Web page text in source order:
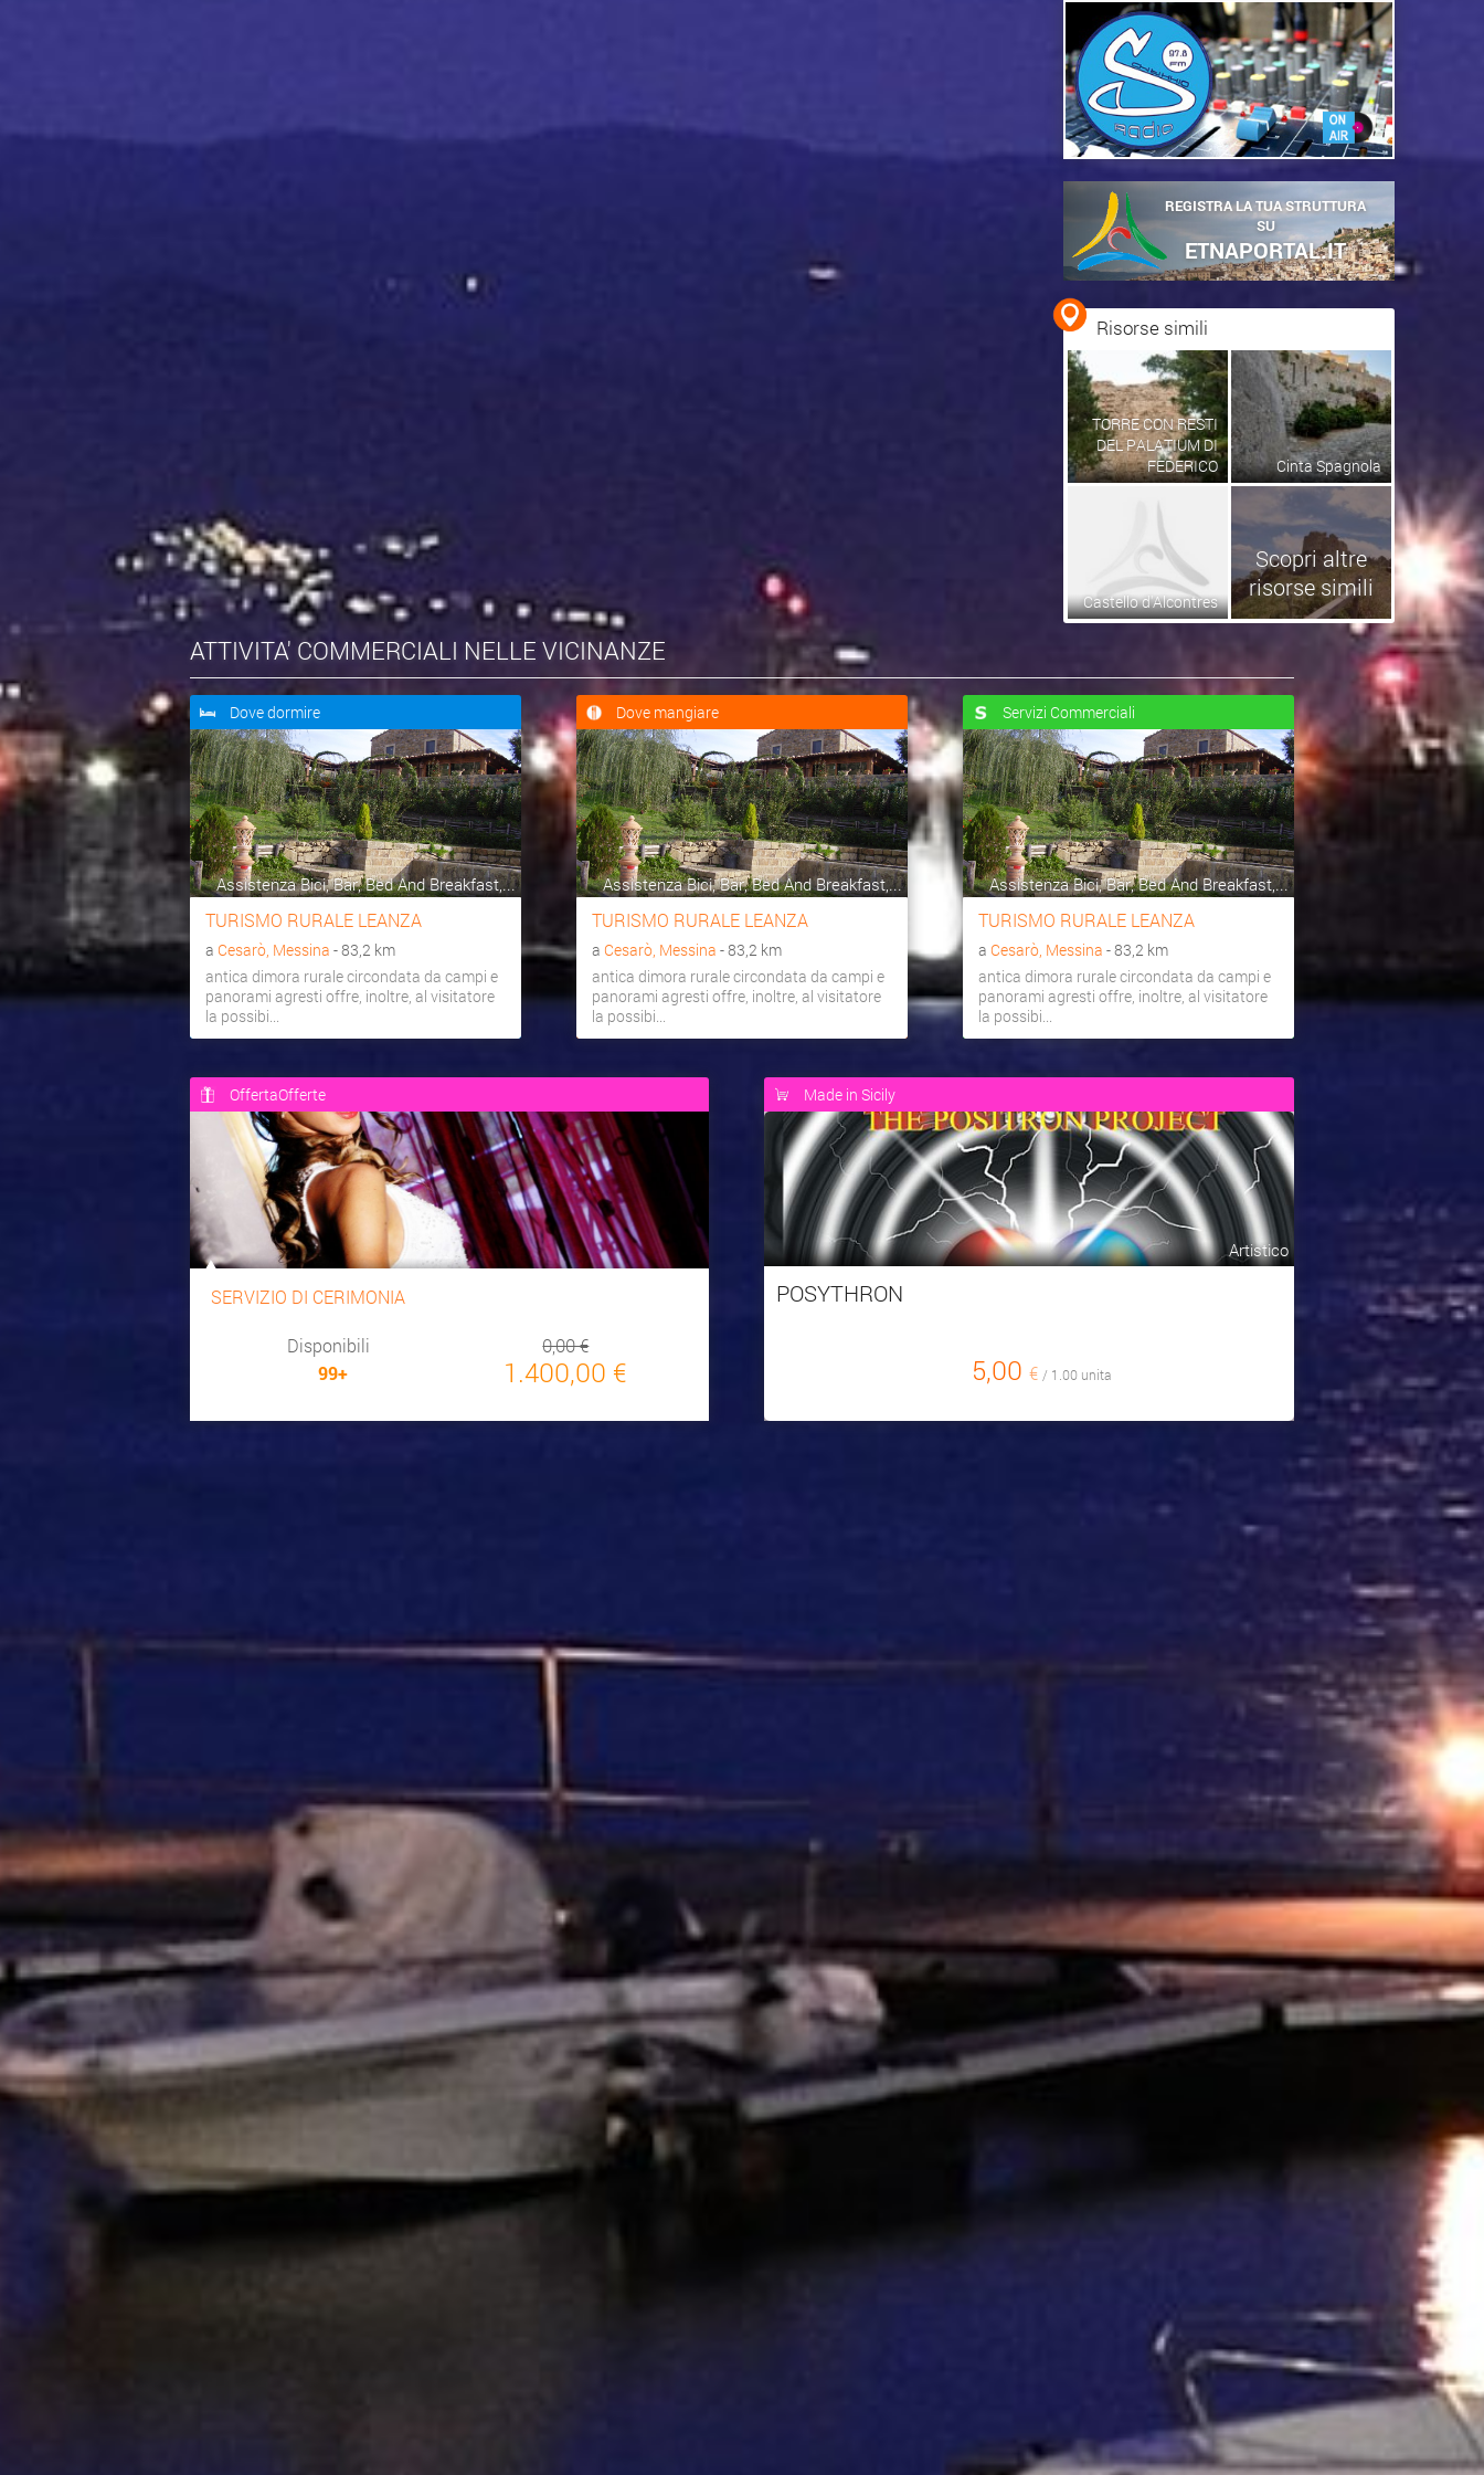
REGISTRA LA TUA STRUTTURA
SU
ETNAPORTAL.IT
Risorse simili
TORRE CON RESTI
DEL PALATIUM DI
FEDERICO
Cinta Spagnola
Castello d'Alcontres
Scopri altre
risorse simili
ATTIVITA' COMMERCIALI NELLE VICINANZE
Dove dormire
Assistenza Bici, Bar, Bed And Breakfast,...
TURISMO RURALE LEANZA
a Cesarò, Messina - 83,2 km
antica dimora rurale circondata da campi e
panorami agresti offre, inoltre, al visitatore
la possibi...
Dove mangiare
Assistenza Bici, Bar, Bed And Breakfast,...
TURISMO RURALE LEANZA
a Cesarò, Messina - 83,2 km
antica dimora rurale circondata da campi e
panorami agresti offre, inoltre, al visitatore
la possibi...
Servizi Commerciali
Assistenza Bici, Bar, Bed And Breakfast,...
TURISMO RURALE LEANZA
a Cesarò, Messina - 83,2 km
antica dimora rurale circondata da campi e
panorami agresti offre, inoltre, al visitatore
la possibi...
OffertaOfferte
SERVIZIO DI CERIMONIA
Disponibili
99+
0,00 €
1.400,00 €
Made in Sicily
Artistico
POSYTHRON
5,00 € / 1.00 unita